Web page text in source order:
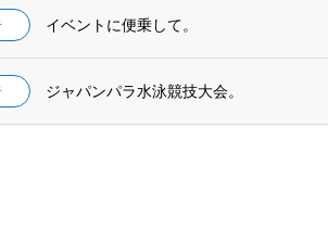
イベントに便乗して。
ジャパンパラ水泳競技大会。